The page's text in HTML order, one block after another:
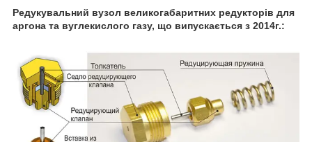
Редукувальний вузол великогабаритних редукторів для
аргона та вуглекислого газу, що випускається з 2014г.: